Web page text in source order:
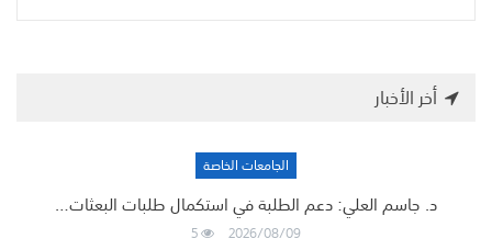
أخر الأخبار
الجامعات الخاصة
د. جاسم العلي: دعم الطلبة في استكمال طلبات البعثات…
2026/08/09
5